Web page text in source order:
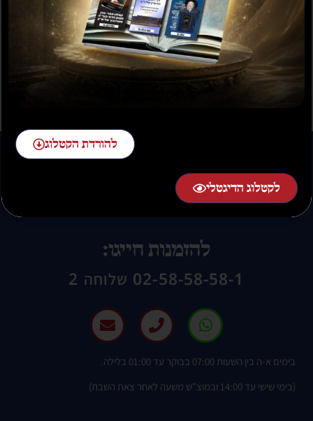
תשועה ברוב יועץ
₪35.00 ₪15.00
תשובה מאת הרב ראובן
לויכטר שליטא
₪20.00 – ₪30.00
להזמנות חייגו:
02-58-58-58-1 שלוחה 2
בימים א-ה בין השעות 07:00 בבוקר עד 01:00 בלילה.
(בימי שישי עד 14:00 ובמוצ"ש משעה לאחר צאת השבת)
להורדת הקטלוג
לקטלוג הדיגטלי